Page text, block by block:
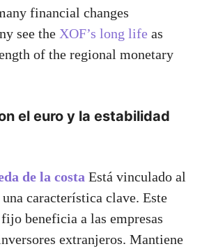
financial changes
see the XOF’s long life as
of the regional monetary
el euro y la estabilidad
de la costa Está vinculado al
característica clave. Este
beneficia a las empresas
extranjeros. Mantiene